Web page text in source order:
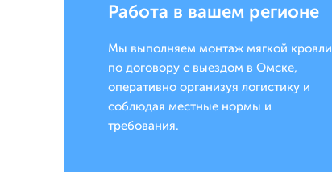
Работа в вашем регионе
Мы выполняем монтаж мягкой кровли
по договору с выездом в Омске,
оперативно организуя логистику и
соблюдая местные нормы и
требования.